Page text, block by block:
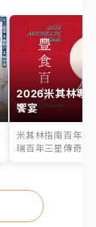
2026米其林專
饗宴
米其林指南百年之
瑞百年三星傳奇、